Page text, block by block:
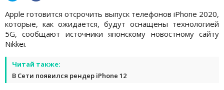
Apple готовится отсрочить выпуск телефонов iPhone 2020,
которые, как ожидается, будут оснащены технологией
5G, сообщают источники японскому новостному сайту
Nikkei.
Читай также:
В Сети появился рендер iPhone 12